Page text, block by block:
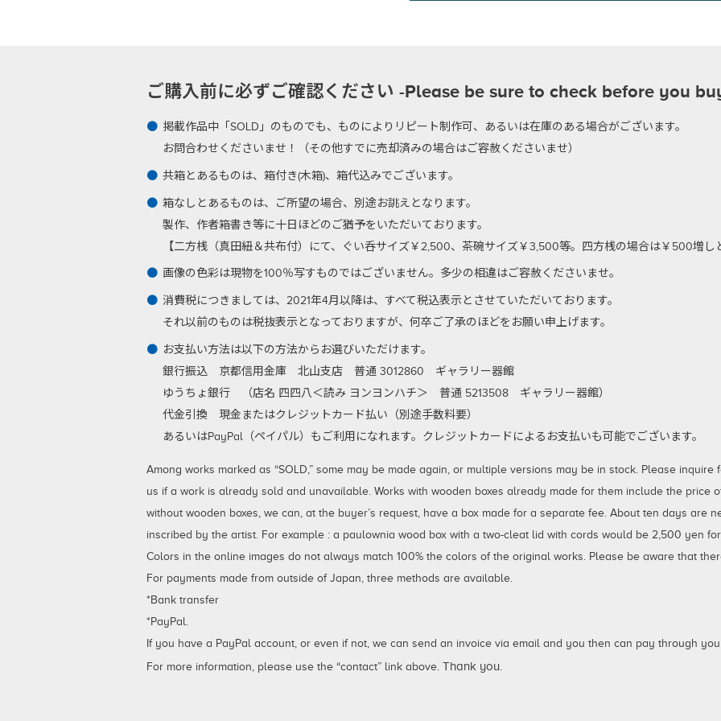
ご購入前に必ずご確認ください -Please be sure to check before you
掲載作品中「SOLD」のものでも、ものによりリピート制作可、あるいは在庫のある場合がございます。
お問合わせくださいませ！（その他すでに売却済みの場合はご容赦くださいませ）
共箱とあるものは、箱付き(木箱)、箱代込みでございます。
箱なしとあるものは、ご所望の場合、別途お誂えとなります。
製作、作者箱書き等に十日ほどのご猶予をいただいております。
【二方桟（真田紐＆共布付）にて、ぐい呑サイズ￥2,500、茶碗サイズ￥3,500等。四方桟の場合は￥500増し
画像の色彩は現物を100％写すものではございません。多少の相違はご容赦くださいませ。
消費税につきましては、2021年4月以降は、すべて税込表示とさせていただいております。
それ以前のものは税抜表示となっておりますが、何卒ご了承のほどをお願い申上げます。
お支払い方法は以下の方法からお選びいただけます。
銀行振込 京都信用金庫 北山支店 普通 3012860 ギャラリー器館
ゆうちょ銀行 （店名 四四八＜読み ヨンヨンハチ＞ 普通 5213508 ギャラリー器館）
代金引換 現金またはクレジットカード払い（別途手数料要）
あるいはPayPal（ペイパル）もご利用になれます。クレジットカードによるお支払いも可能でございます。
Among works marked as “SOLD,” some may be made again, or multiple versions may be in stock. Please
us if a work is already sold and unavailable. Works with wooden boxes already made for them include the price
without wooden boxes, we can, at the buyer’s request, have a box made for a separate fee. About ten days are
inscribed by the artist. For example : a paulownia wood box with a two-cleat lid with cords would be 2,500 yen
Colors in the online images do not always match 100% the colors of the original works. Please be aware that
For payments made from outside of Japan, three methods are available.
*Bank transfer
*PayPal.
If you have a PayPal account, or even if not, we can send an invoice via email and you then can pay through
For more information, please use the “contact” link above . Thank you.